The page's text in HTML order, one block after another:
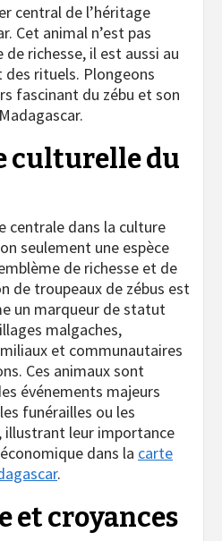
central de l’héritage
Cet animal n’est pas
richesse, il est aussi au
rituels. Plongeons
fascinant du zébu et son
culturelle du
centrale dans la culture
seulement une espèce
de richesse et de
de troupeaux de zébus est
un marqueur de statut
malgaches,
et communautaires
Ces animaux sont
événements majeurs
funérailles ou les
leur importance
dans la carte
.
et croyances